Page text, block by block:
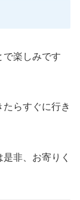
で楽しみです
らすぐに行き
非、お寄りく